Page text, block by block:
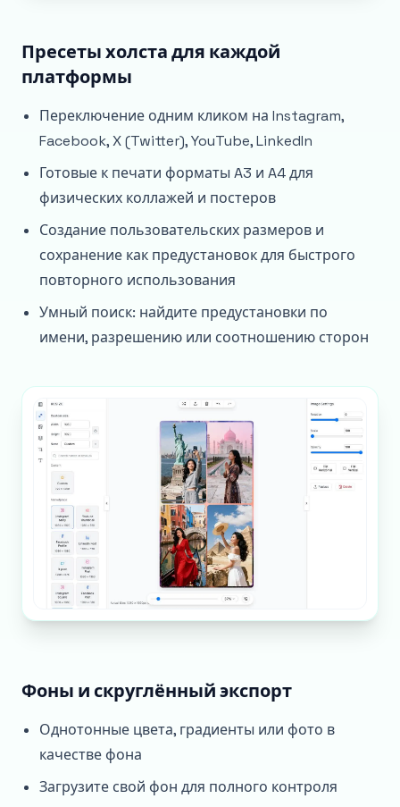
Пресеты холста для каждой
платформы
Переключение одним кликом на Instagram,
Facebook, X (Twitter), YouTube, LinkedIn
Готовые к печати форматы A3 и A4 для
физических коллажей и постеров
Создание пользовательских размеров и
сохранение как предустановок для быстрого
повторного использования
Умный поиск: найдите предустановки по
имени, разрешению или соотношению сторон
Фоны и скруглённый экспорт
Однотонные цвета, градиенты или фото в
качестве фона
Загрузите свой фон для полного контроля